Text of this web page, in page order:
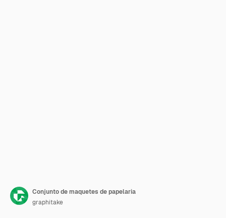
Conjunto de maquetes de papelaria
graphitake